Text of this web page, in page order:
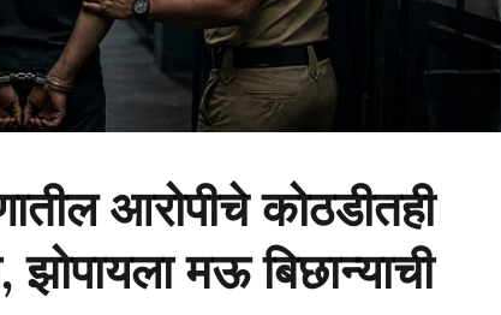
आरोपीचे कोठडीतही
झोपायला मऊ बिछान्याची